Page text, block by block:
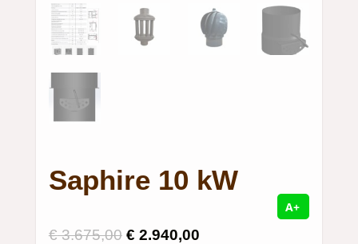
Saphire 10 kW
€3.675,00 Oorspronkelijke
€ 2.940,00Huidige
A+